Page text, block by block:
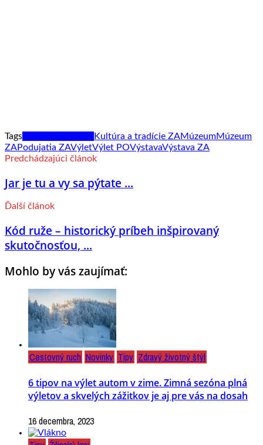
Tags Kultúra a tradície ZAMúzeumMúzeum
ZAPodujatia ZAVýletVýlet POVýstavaVýstava ZA
Predchádzajúci článok
Jar je tu a vy sa pýtate ...
Ďalší článok
Kód ruže – historický príbeh inšpirovaný
skutočnosťou, ...
Mohlo by vás zaujímať:
Cestovný ruch Novinky Tipy Zdravý životný štýl
6 tipov na výlet autom v zime. Zimná sezóna plná
výletov a skvelých zážitkov je aj pre vás na dosah
16 decembra, 2023